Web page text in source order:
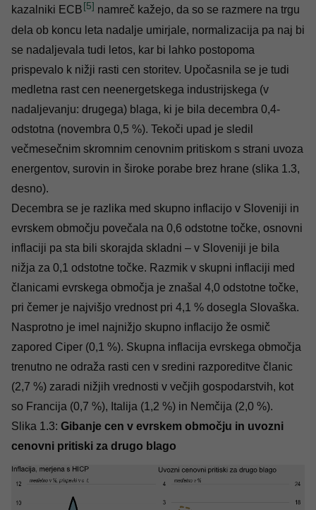
kazalniki ECB [5] namreč kažejo, da so se razmere na trgu
dela ob koncu leta nadalje umirjale, normalizacija pa naj bi
se nadaljevala tudi letos, kar bi lahko postopoma
prispevalo k nižji rasti cen storitev. Upočasnila se je tudi
medletna rast cen neenergetskega industrijskega (v
nadaljevanju: drugega) blaga, ki je bila decembra 0,4-
odstotna (novembra 0,5 %). Tekoči upad je sledil
večmesečnim skromnim cenovnim pritiskom s strani uvoza
energentov, surovin in široke porabe brez hrane (slika 1.3,
desno).
Decembra se je razlika med skupno inflacijo v Sloveniji in
evrskem območju povečala na 0,6 odstotne točke, osnovni
inflaciji pa sta bili skorajda skladni – v Sloveniji je bila
nižja za 0,1 odstotne točke. Razmik v skupni inflaciji med
članicami evrskega območja je znašal 4,0 odstotne točke,
pri čemer je najvišjo vrednost pri 4,1 % dosegla Slovaška.
Nasprotno je imel najnižjo skupno inflacijo že osmič
zapored Ciper (0,1 %). Skupna inflacija evrskega območja
trenutno ne odraža rasti cen v sredini razporeditve članic
(2,7 %) zaradi nižjih vrednosti v večjih gospodarstvih, kot
so Francija (0,7 %), Italija (1,2 %) in Nemčija (2,0 %).
Slika 1.3: Gibanje cen v evrskem območju in uvozni
cenovni pritiski za drugo blago